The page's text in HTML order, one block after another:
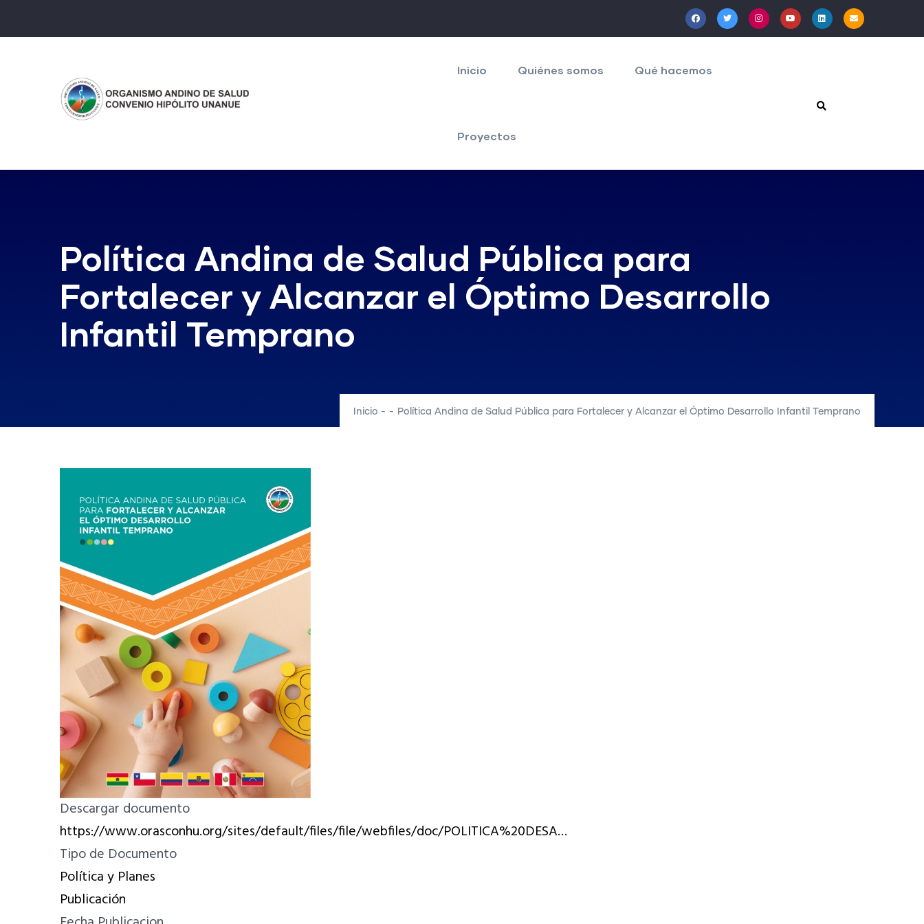
al
principal
Inicio Quiénes somos Qué hacemos
Proyectos
Política Andina de Salud Pública para
Fortalecer y Alcanzar el Óptimo Desarrollo
Infantil Temprano
Inicio - - Política Andina de Salud Pública para Fortalecer y Alcanzar el Óptimo Desarrollo Infantil Temprano
Descargar documento
https://www.orasconhu.org/sites/default/files/file/webfiles/doc/POLITICA%20DESA…
Tipo de Documento
Política y Planes
Publicación